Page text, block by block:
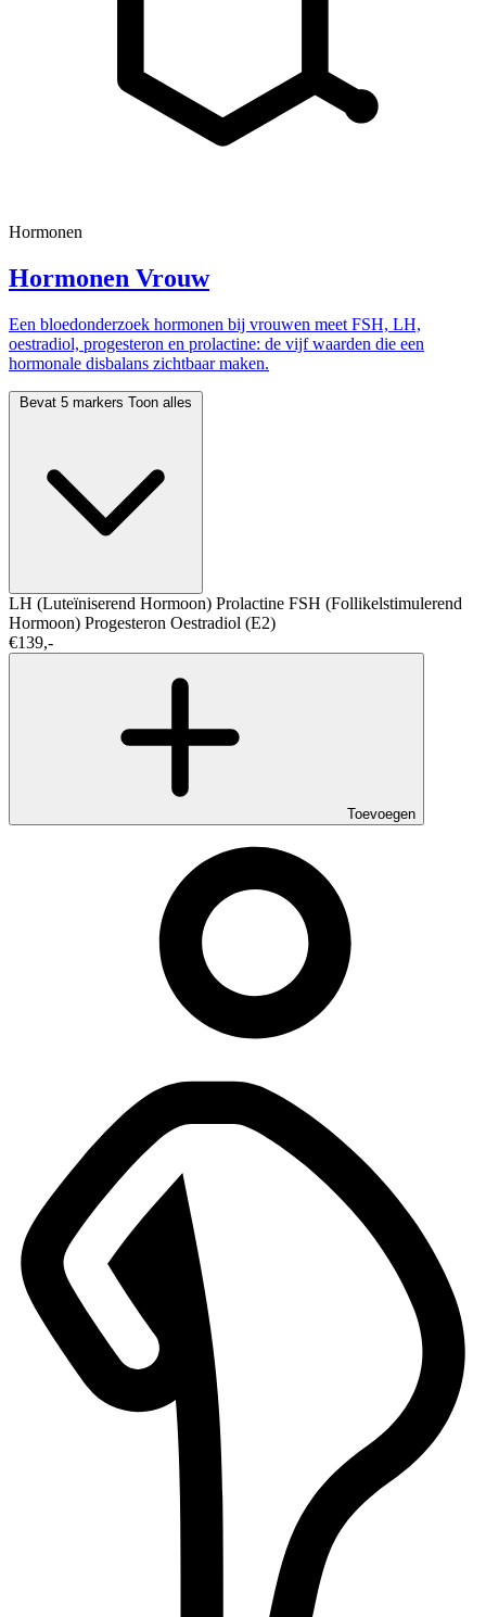
Hormonen
Hormonen Vrouw
Een bloedonderzoek hormonen bij vrouwen meet FSH, LH,
oestradiol, progesteron en prolactine: de vijf waarden die een
hormonale disbalans zichtbaar maken.
Bevat 5 markers Toon alles
LH (Luteïniserend Hormoon) Prolactine FSH (Follikelstimulerend
Hormoon) Progesteron Oestradiol (E2)
€139,-
Toevoegen